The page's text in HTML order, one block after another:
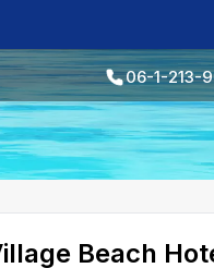
06-1-213-
Beach